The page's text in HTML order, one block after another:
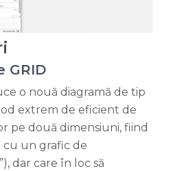
GRID
o nouă diagramă de tip
extrem de eficient de
pe două dimensiuni, fiind
cu un grafic de
dar care în loc să